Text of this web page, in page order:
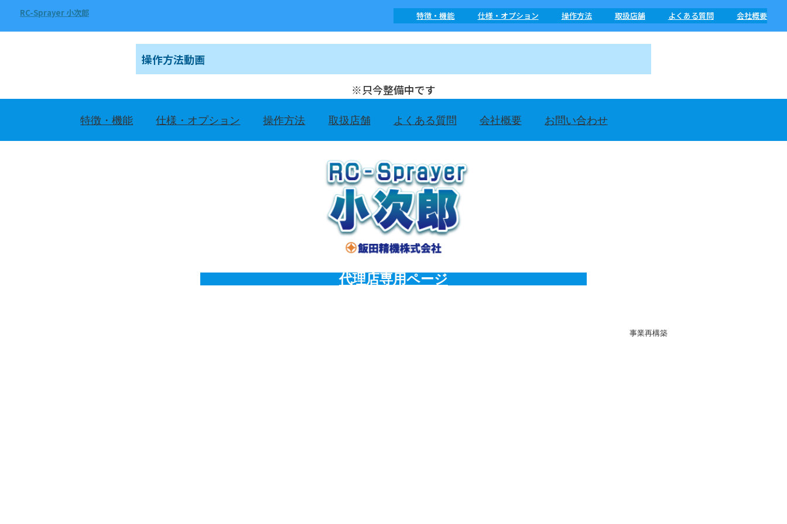
RC-Sprayer 小次郎 特徴・機能 仕様・オプション 操作方法 取扱店舗 よくある質問 会社概要
操作方法動画
※只今整備中です